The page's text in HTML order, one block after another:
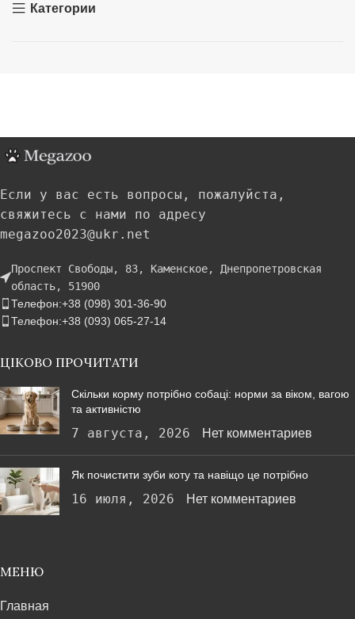
Категории
Если у вас есть вопросы, пожалуйста,
свяжитесь с нами по адресу
megazoo2023@ukr.net
Проспект Свободы, 83, Каменское, Днепропетровская
область, 51900
Телефон:+38 (098) 301-36-90
Телефон:+38 (093) 065-27-14
ЦІКОВО ПРОЧИТАТИ
Скільки корму потрібно собаці: норми за віком, вагою
та активністю
7 августа, 2026 Нет комментариев
Як почистити зуби коту та навіщо це потрібно
16 июля, 2026 Нет комментариев
МЕНЮ
Главная